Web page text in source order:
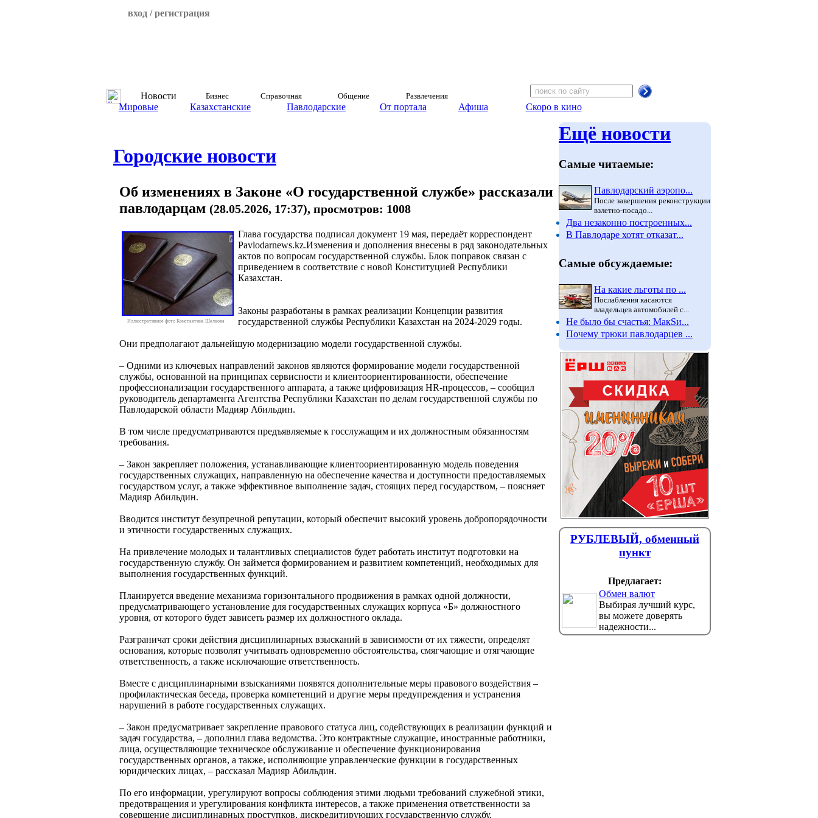
вход / регистрация
Новости Бизнес Справочная Общение Развлечения
Мировые Казахстанские Павлодарские От портала Афиша Скоро в кино
Городские новости
Об изменениях в Законе «О государственной службе» рассказали
павлодарцам (28.05.2026, 17:37), просмотров: 1008
Иллюстративное фото Константина Шелкова
Глава государства подписал документ 19 мая, передаёт корреспондент
Pavlodarnews.kz.Изменения и дополнения внесены в ряд законодательных
актов по вопросам государственной службы. Блок поправок связан с
приведением в соответствие с новой Конституцией Республики
Казахстан.
Законы разработаны в рамках реализации Концепции развития
государственной службы Республики Казахстан на 2024-2029 годы.
Они предполагают дальнейшую модернизацию модели государственной службы.
– Одними из ключевых направлений законов являются формирование модели государственной
службы, основанной на принципах сервисности и клиентоориентированности, обеспечение
профессионализации государственного аппарата, а также цифровизация HR-процессов, – сообщил
руководитель департамента Агентства Республики Казахстан по делам государственной службы по
Павлодарской области Мадияр Абильдин.
В том числе предусматриваются предъявляемые к госслужащим и их должностным обязанностям
требования.
– Закон закрепляет положения, устанавливающие клиентоориентированную модель поведения
государственных служащих, направленную на обеспечение качества и доступности предоставляемых
государством услуг, а также эффективное выполнение задач, стоящих перед государством, – поясняет
Мадияр Абильдин.
Вводится институт безупречной репутации, который обеспечит высокий уровень добропорядочности
и этичности государственных служащих.
На привлечение молодых и талантливых специалистов будет работать институт подготовки на
государственную службу. Он займется формированием и развитием компетенций, необходимых для
выполнения государственных функций.
Планируется введение механизма горизонтального продвижения в рамках одной должности,
предусматривающего установление для государственных служащих корпуса «Б» должностного
уровня, от которого будет зависеть размер их должностного оклада.
Разграничат сроки действия дисциплинарных взысканий в зависимости от их тяжести, определят
основания, которые позволят учитывать одновременно обстоятельства, смягчающие и отягчающие
ответственность, а также исключающие ответственность.
Вместе с дисциплинарными взысканиями появятся дополнительные меры правового воздействия –
профилактическая беседа, проверка компетенций и другие меры предупреждения и устранения
нарушений в работе государственных служащих.
– Закон предусматривает закрепление правового статуса лиц, содействующих в реализации функций и
задач государства, – дополнил глава ведомства. Это контрактные служащие, иностранные работники,
лица, осуществляющие техническое обслуживание и обеспечение функционирования
государственных органов, а также, исполняющие управленческие функции в государственных
юридических лицах, – рассказал Мадияр Абильдин.
По его информации, урегулируют вопросы соблюдения этими людьми требований служебной этики,
предотвращения и урегулирования конфликта интересов, а также применения ответственности за
совершение дисциплинарных проступков, дискредитирующих государственную службу.
Ещё новости
Самые читаемые:
Павлодарский аэропо...
После завершения реконструкции
взлетно-посадо...
Два незаконно построенных...
В Павлодаре хотят отказат...
Самые обсуждаемые:
На какие льготы по ...
Послабления касаются
владельцев автомобилей с...
Не было бы счастья: МакSи...
Почему трюки павлодарцев ...
РУБЛЕВЫЙ, обменный
пункт
Предлагает:
Обмен валют
Выбирая лучший курс,
вы можете доверять
надежности...